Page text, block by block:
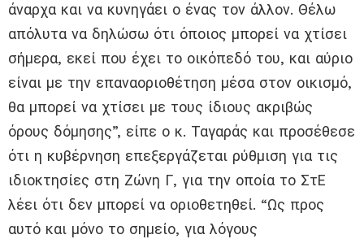
άναρχα και να κυνηγάει ο ένας τον άλλον. Θέλω
απόλυτα να δηλώσω ότι όποιος μπορεί να χτίσει
σήμερα, εκεί που έχει το οικόπεδό του, και αύριο
είναι με την επαναοριοθέτηση μέσα στον οικισμό,
θα μπορεί να χτίσει με τους ίδιους ακριβώς
όρους δόμησης”, είπε ο κ. Ταγαράς και προσέθεσε
ότι η κυβέρνηση επεξεργάζεται ρύθμιση για τις
ιδιοκτησίες στη Ζώνη Γ, για την οποία το ΣτΕ
λέει ότι δεν μπορεί να οριοθετηθεί. “Ως προς
αυτό και μόνο το σημείο, για λόγους